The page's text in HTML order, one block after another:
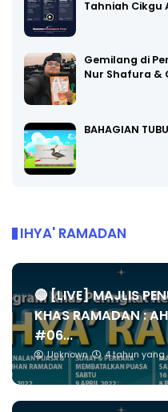
Tahniah Cikgu
Gemilang di
Nur Shafura &
BAHAGIAN
IHYA' RAMADAN
🔴 [LIVE] MAJLIS
KHAS RAMADAN :
#06...
Unknown 4 tahun yang